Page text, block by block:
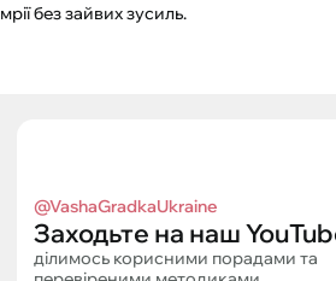
мрії без зайвих зусиль.
@VashaGradkaUkraine
Заходьте на наш
ділимось корисними порадами та